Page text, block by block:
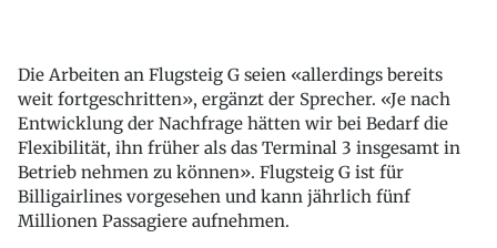
Die Arbeiten an Flugsteig G seien «allerdings bereits
weit fortgeschritten», ergänzt der Sprecher. «Je nach
Entwicklung der Nachfrage hätten wir bei Bedarf die
Flexibilität, ihn früher als das Terminal 3 insgesamt in
Betrieb nehmen zu können». Flugsteig G ist für
Billigairlines vorgesehen und kann jährlich fünf
Millionen Passagiere aufnehmen.